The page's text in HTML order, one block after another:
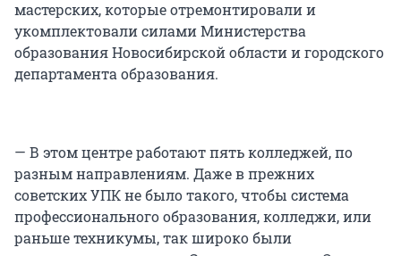
мастерских, которые отремонтировали и
укомплектовали силами Министерства
образования Новосибирской области и городского
департамента образования.
— В этом центре работают пять колледжей, по
разным направлениям. Даже в прежних
советских УПК не было такого, чтобы система
профессионального образования, колледжи, или
раньше техникумы, так широко были